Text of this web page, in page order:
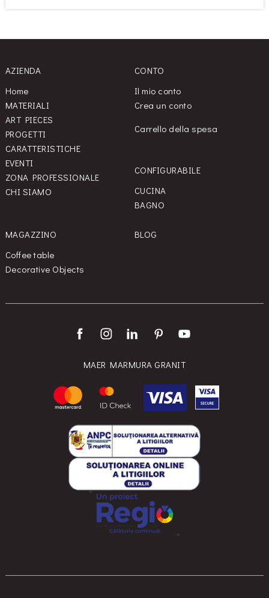
AZIENDA
Home
MATERIALI
ART PIECES
PROGETTI
CARATTERISTICHE
EVENTI
ZONA PROFESSIONALE
CHI SIAMO
CONTO
Il mio conto
Crea un conto
Carrello della spesa
CONFIGURABILE
CUCINA
BAGNO
MAGAZZINO
Coffee table
Decorative Objects
BLOG
MAER MARMURA GRANIT